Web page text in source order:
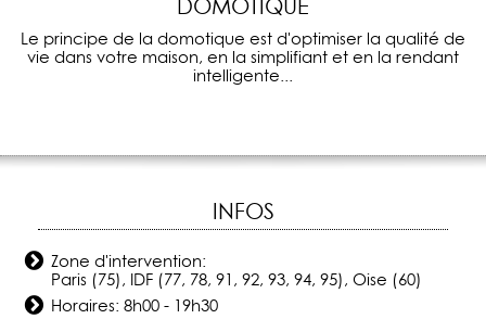
DOMOTIQUE
Le principe de la domotique est d'optimiser la qualité de
vie dans votre maison, en la simplifiant et en la rendant
intelligente...
INFOS
Zone d'intervention:
Paris (75), IDF (77, 78, 91, 92, 93, 94, 95), Oise (60)
Horaires: 8h00 - 19h30